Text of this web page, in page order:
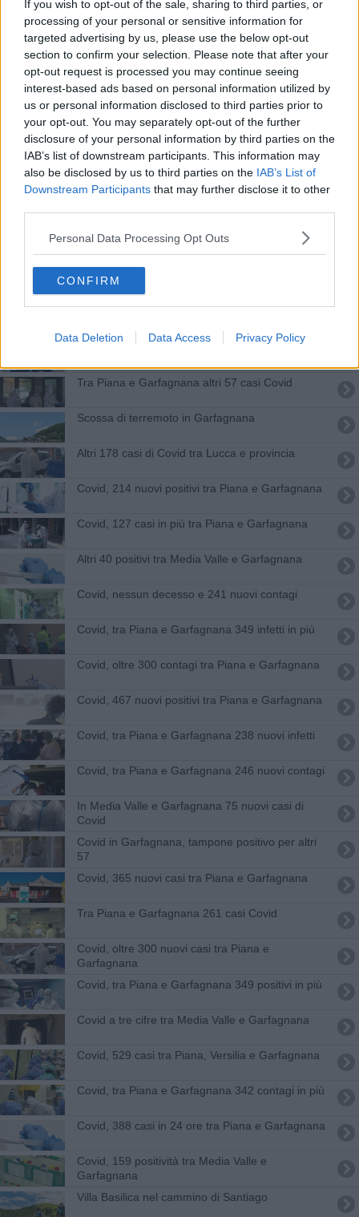
If you wish to opt-out of the sale, sharing to third parties, or
processing of your personal or sensitive information for
targeted advertising by us, please use the below opt-out
section to confirm your selection. Please note that after your
opt-out request is processed you may continue seeing
interest-based ads based on personal information utilized by
us or personal information disclosed to third parties prior to
your opt-out. You may separately opt-out of the further
disclosure of your personal information by third parties on the
IAB’s list of downstream participants. This information may
also be disclosed by us to third parties on the IAB’s List of
Downstream Participants that may further disclose it to other
Personal Data Processing Opt Outs
CONFIRM
Data Deletion Data Access Privacy Policy
Covid, in provincia 318 nuovi positivi
Covid, tra Lucca e provincia 321 nuovi positivi
Covid, 147 casi tra Piana e Garfagnana
Covid, in provincia 231 casi e nessuna vittima
Covid, 166 nuovi contagi in provincia di Lucca
Covid, 109 casi tra Piana, Versilia e Garfagnana
Covid, 90 contagi tra Piana e Garfagnana
Covid, 133 tamponi positivi in provincia di Lucca
Tra Piana e Garfagnana altri 57 casi Covid
Scossa di terremoto in Garfagnana
Altri 178 casi di Covid tra Lucca e provincia
Covid, 214 nuovi positivi tra Piana e Garfagnana
Covid, 127 casi in più tra Piana e Garfagnana
Altri 40 positivi tra Media Valle e Garfagnana
Covid, nessun decesso e 241 nuovi contagi
Covid, tra Piana e Garfagnana 349 infetti in più
Covid, oltre 300 contagi tra Piana e Garfagnana
Covid, 467 nuovi positivi tra Piana e Garfagnana
Covid, tra Piana e Garfagnana 238 nuovi infetti
Covid, tra Piana e Garfagnana 246 nuovi contagi
In Media Valle e Garfagnana 75 nuovi casi di
Covid
Covid in Garfagnana, tampone positivo per altri
57
Covid, 365 nuovi casi tra Piana e Garfagnana
Tra Piana e Garfagnana 261 casi Covid
Covid, oltre 300 nuovi casi tra Piana e
Garfagnana
Covid, tra Piana e Garfagnana 349 positivi in più
Covid a tre cifre tra Media Valle e Garfagnana
Covid, 529 casi tra Piana, Versilia e Garfagnana
Covid, tra Piana e Garfagnana 342 contagi in più
Covid, 388 casi in 24 ore tra Piana e Garfagnana
Covid, 159 positività tra Media Valle e
Garfagnana
Villa Basilica nel cammino di Santiago